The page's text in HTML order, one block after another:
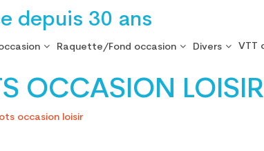
depuis 30 ans
Raquette/Fond occasion Divers VTT
OCCASION LOISIR
occasion loisir